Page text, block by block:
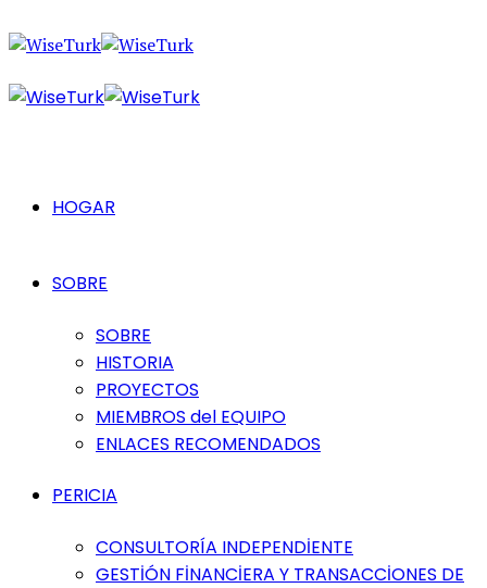
HOGAR
SOBRE
SOBRE
HISTORIA
PROYECTOS
MIEMBROS del EQUIPO
ENLACES RECOMENDADOS
PERICIA
CONSULTORÍA INDEPENDİENTE
GESTİÓN FİNANCİERA Y TRANSACCİONES DE